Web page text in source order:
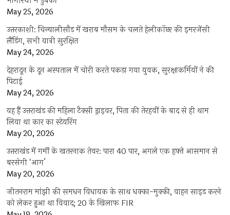
May 25, 2026
उत्तरकाशी: चिन्यालीसौड़ में खराब मौसम के चलते हेलीकॉप्टर की इमरजेंसी
लैंडिंग, सभी यात्री सुरक्षित
May 24, 2026
देहरादून के दून अस्पताल में चोरी करते पकड़ा गया युवक, सुरक्षाकर्मियों ने की
पिटाई
May 24, 2026
यह हैं उत्तराखंड की महिला टैक्सी ड्राइवर, पिता की तेरहवीं के बाद से ही थाम
लिया था कार का स्टेयरिंग
May 20, 2026
उत्तराखंड में गर्मी के खतरनाक तेवर: पारा 40 पार, अगले एक हफ्ते आसमान से
बरसेगी ‘आग’
May 20, 2026
जीतनराम मांझी की समधन विधायक के साथ धक्का-मुक्की, वाहन साइड करने
को लेकर हुआ था विवाद; 20 के खिलाफ FIR